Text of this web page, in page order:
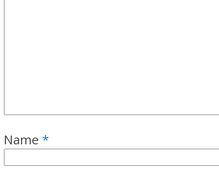
Name *